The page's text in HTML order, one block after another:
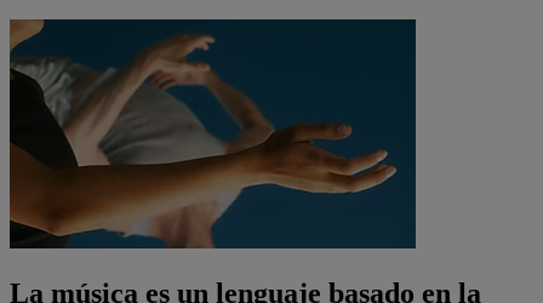
La música es un lenguaje basado en la